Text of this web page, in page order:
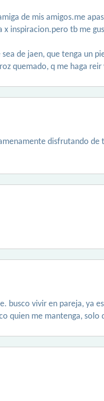
de mis amigos.me
inspiracion.pero tb me
de jaen, que tenga un
quemado, q me haga
disfrutando
vivir en pareja, ya
quien me mantenga, solo